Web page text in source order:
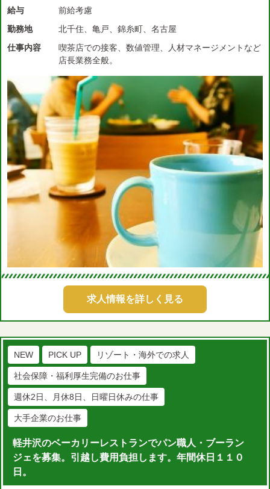
給与
前給考慮
勤務地
北千住、亀戸、錦糸町、名古屋
仕事内容
喫茶店での接客、数値管理、人材マネージメントなど
店長業務全般。
求人情報を詳しく見る
NEW PICK UP リゾート・海外での求人
社会保障・福利厚生完備のお仕事
週休2日、月休8日、日曜日休みの仕事
大手企業のお仕事
軽井沢のベーカリーレストランでパン職人・ブーラン
ジェを募集。引越し費用負担します。年間休日１１０
日。